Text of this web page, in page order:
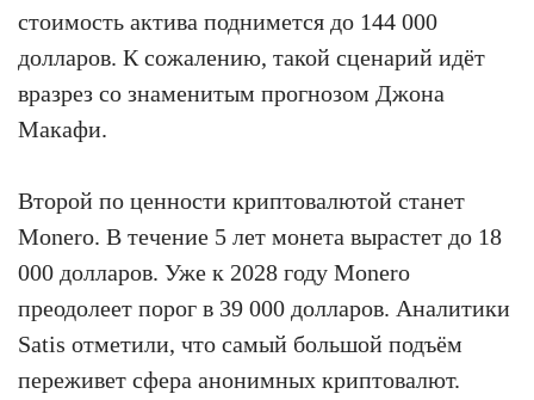
стоимость актива поднимется до 144 000
долларов. К сожалению, такой сценарий идёт
вразрез со знаменитым прогнозом Джона
Макафи.
Второй по ценности криптовалютой станет
Monero. В течение 5 лет монета вырастет до 18
000 долларов. Уже к 2028 году Monero
преодолеет порог в 39 000 долларов. Аналитики
Satis отметили, что самый большой подъём
переживет сфера анонимных криптовалют.